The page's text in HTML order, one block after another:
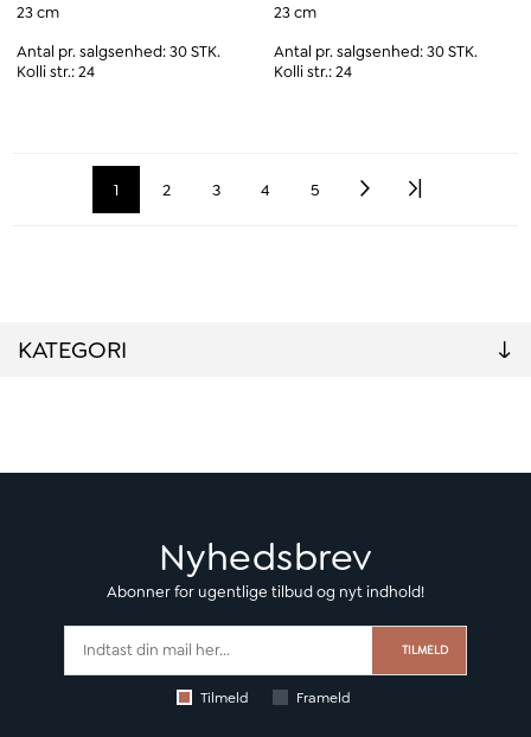
KATEGORI
23 cm
Antal pr. salgsenhed:30 STK.
Kolli str.:24
23 cm
Antal pr. salgsenhed:30 STK.
Kolli str.:24
1 2 3 4 5
Nyhedsbrev
Abonner for ugentlige tilbud og nyt indhold!
TILMELD
Tilmeld Frameld